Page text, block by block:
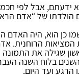
ידעתם, אבל לפי
הולדתו של “אדם
כן הוא, היה האדם
הרוחנית.
שגילה את
בלוח השנה
הרגע ועד היום.